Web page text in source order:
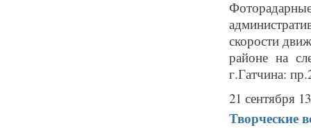
скорости
районе на
г.Гатчина:
21 сентября
Творческие